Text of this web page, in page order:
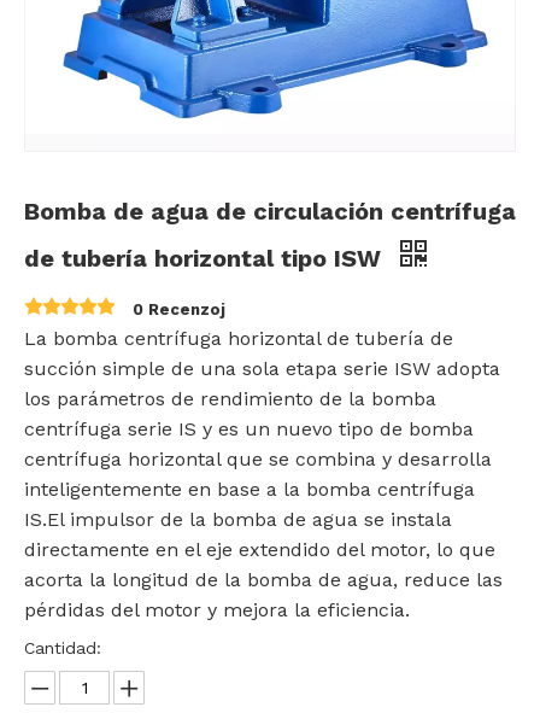
Bomba de agua de circulación centrífuga
de tubería horizontal tipo ISW
0 Recenzoj
La bomba centrífuga horizontal de tubería de
succión simple de una sola etapa serie ISW adopta
los parámetros de rendimiento de la bomba
centrífuga serie IS y es un nuevo tipo de bomba
centrífuga horizontal que se combina y desarrolla
inteligentemente en base a la bomba centrífuga
IS.El impulsor de la bomba de agua se instala
directamente en el eje extendido del motor, lo que
acorta la longitud de la bomba de agua, reduce las
pérdidas del motor y mejora la eficiencia.
Cantidad: